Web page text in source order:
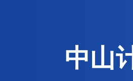
中山